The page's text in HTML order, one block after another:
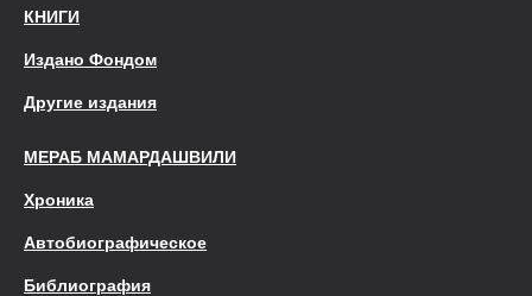
КНИГИ
Издано Фондом
Другие издания
МЕРАБ МАМАРДАШВИЛИ
Хроника
Автобиографическое
Библиография